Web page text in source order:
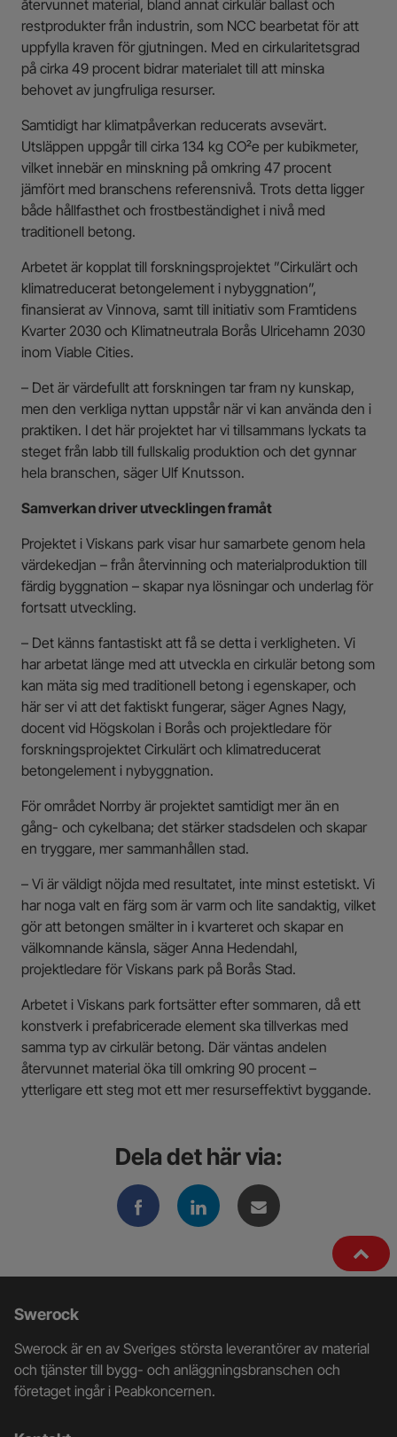
återvunnet material, bland annat cirkulär ballast och
restprodukter från industrin, som NCC bearbetat för att
uppfylla kraven för gjutningen. Med en cirkularitetsgrad
på cirka 49 procent bidrar materialet till att minska
behovet av jungfruliga resurser.
Samtidigt har klimatpåverkan reducerats avsevärt.
Utsläppen uppgår till cirka 134 kg CO₂e per kubikmeter,
vilket innebär en minskning på omkring 47 procent
jämfört med branschens referensnivå. Trots detta ligger
både hållfasthet och frostbeständighet i nivå med
traditionell betong.
Arbetet är kopplat till forskningsprojektet ”Cirkulärt och
klimatreducerat betongelement i nybyggnation”,
finansierat av Vinnova, samt till initiativ som Framtidens
Kvarter 2030 och Klimatneutrala Borås Ulricehamn 2030
inom Viable Cities.
– Det är värdefullt att forskningen tar fram ny kunskap,
men den verkliga nyttan uppstår när vi kan använda den i
praktiken. I det här projektet har vi tillsammans lyckats ta
steget från labb till fullskalig produktion och det gynnar
hela branschen, säger Ulf Knutsson.
Samverkan driver utvecklingen framåt
Projektet i Viskans park visar hur samarbete genom hela
värdekedjan – från återvinning och materialproduktion till
färdig byggnation – skapar nya lösningar och underlag för
fortsatt utveckling.
– Det känns fantastiskt att få se detta i verkligheten. Vi
har arbetat länge med att utveckla en cirkulär betong som
kan mäta sig med traditionell betong i egenskaper, och
här ser vi att det faktiskt fungerar, säger Agnes Nagy,
docent vid Högskolan i Borås och projektledare för
forskningsprojektet Cirkulärt och klimatreducerat
betongelement i nybyggnation.
För området Norrby är projektet samtidigt mer än en
gång- och cykelbana; det stärker stadsdelen och skapar
en tryggare, mer sammanhållen stad.
– Vi är väldigt nöjda med resultatet, inte minst estetiskt. Vi
har noga valt en färg som är varm och lite sandaktig, vilket
gör att betongen smälter in i kvarteret och skapar en
välkomnande känsla, säger Anna Hedendahl,
projektledare för Viskans park på Borås Stad.
Arbetet i Viskans park fortsätter efter sommaren, då ett
konstverk i prefabricerade element ska tillverkas med
samma typ av cirkulär betong. Där väntas andelen
återvunnet material öka till omkring 90 procent –
ytterligare ett steg mot ett mer resurseffektivt byggande.
Dela det här via:
Ytterligare
information
och
kontaktuppgifter
Swerock
Swerock är en av Sveriges största leverantörer av material
och tjänster till bygg- och anläggningsbranschen och
företaget ingår i Peabkoncernen.